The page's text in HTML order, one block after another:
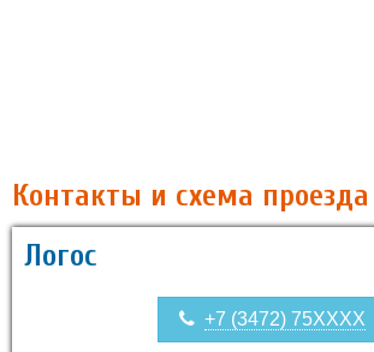
Контакты и схема проезда
Логос
+7 (3472) 75XXXX